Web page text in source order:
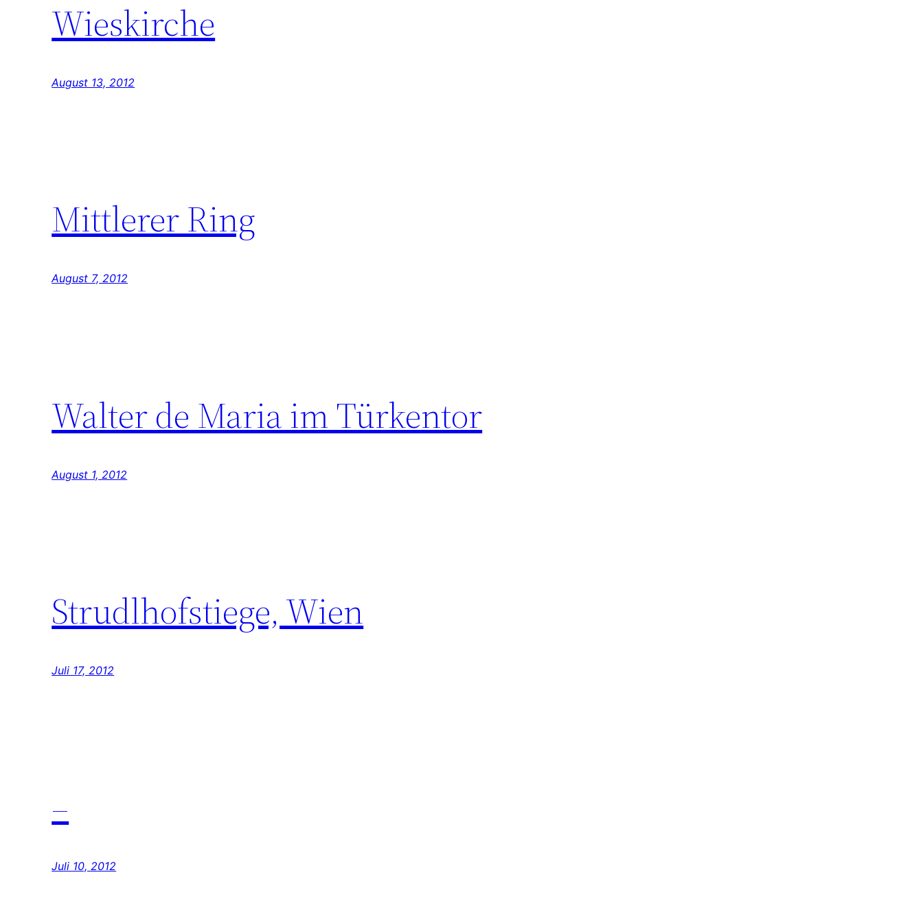
Wieskirche
August 13, 2012
Mittlerer Ring
August 7, 2012
Walter de Maria im Türkentor
August 1, 2012
Strudlhofstiege, Wien
Juli 17, 2012
–
Juli 10, 2012